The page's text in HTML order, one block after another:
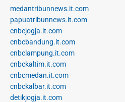
medantribunnews.it.com
papuatribunnews.it.com
cnbcjogja.it.com
cnbcbandung.it.com
cnbclampung.it.com
cnbckaltim.it.com
cnbcmedan.it.com
cnbckalbar.it.com
detikjogja.it.com